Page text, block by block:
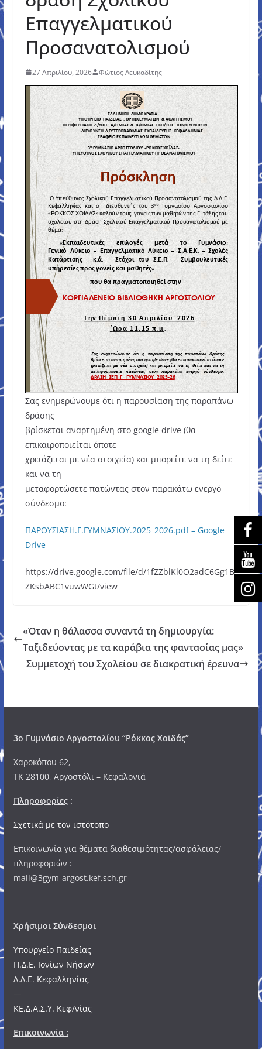
Επαγγελματικού
Προσανατολισμού
27 Απριλίου, 2026 Φώτιος Λευκαδίτης
Σας ενημερώνουμε ότι η παρουσίαση της παραπάνω
δράσης
βρίσκεται αναρτημένη στο google drive (θα
επικαιροποιείται όποτε
χρειάζεται με νέα στοιχεία) και μπορείτε να τη δείτε
και να τη
μεταφορτώσετε πατώντας στον παρακάτω ενεργό
σύνδεσμο:
ΠΑΡΟΥΣΙΑΣΗ.Γ.ΓΥΜΝΑΣΙΟΥ.2025_2026.pdf – Google
Drive
https://drive.google.com/file/d/1fZZblKl0O2adC6Gg1B
ZKsbABC1vuwWGt/view
«Όταν η θάλασσα συναντά τη δημιουργία:
Ταξιδεύοντας με τα καράβια της φαντασίας μας»
Συμμετοχή του Σχολείου σε διακρατική έρευνα
3o Γυμνάσιο Αργοστολίου “Ρόκκος Χοϊδάς”
Χαροκόπου 62,
ΤΚ 28100, Αργοστόλι – Κεφαλονιά
Πληροφορίες:
Σχετικά με τον ιστότοπο
Επικοινωνία για θέματα διαθεσιμότητας/ασφάλειας/
πληροφοριών :
mail@3gym-argost.kef.sch.gr
Χρήσιμοι Σύνδεσμοι
Υπουργείο Παιδείας
Π.Δ.Ε. Ιονίων Νήσων
Δ.Δ.Ε. Κεφαλληνίας
—
ΚΕ.Δ.Α.Σ.Υ. Κεφ/νίας
Επικοινωνία :